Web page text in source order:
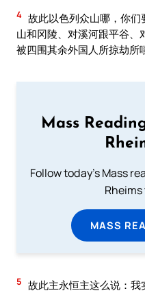
4 故此以色列众山哪，你
山和冈陵、对溪河跟平谷、
被四围其余外国人所掠劫所
Mass
Follow today's Mass
MASS
5 故此主永恒主这么说：